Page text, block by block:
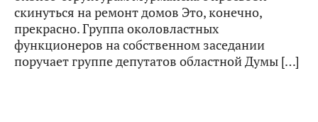
скинуться на ремонт домов Это, конечно,
прекрасно. Группа околовластных
функционеров на собственном заседании
поручает группе депутатов областной Думы […]